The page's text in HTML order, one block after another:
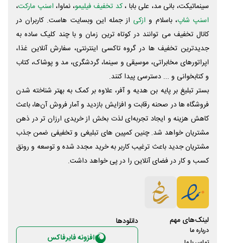
سینماتیکت، بانی مد، علی‌ بابا ،کد تخفیف فیلیمو، نماوا، اسنپ مارکت،
اسنپ شاپ، باسلام و ازکی از جمله این وبسایت ‌هاست. کاربران در
کانال تخفیف می توانند در کوتاه ترین زمان و با چند کلیک ساده به
جدیدترین تخفیف ها در گروه تاکسی اینترنتی، سفارش آنلاین غذا،
اپراتورهای مخابراتی، موسیقی و سینما، گردشگری، مد و پوشاک، کتاب
و کتابخوانی و ... دسترسی پیدا کنند.
بستر تبلیغ بر پایه بن هدیه و آفر، علاوه بر کمک به بهتر شناخته شدن
فروشگاه ها در صحنه رقابت و افزایش بازدید و آمار فروش آن‌ها، باعث
کاهش هزینه و ایجاد تجربه‌ای لذت بخش از خریدی ارزان تر در ذهن
مشتریان خواهد شد. چنین کمپین های تبلیغی و تخفیفی ضمن جذب
مشتریان جدید باعث ترغیب کاربر به خرید مجدد شده و توسعه و رونق
کسب و کار در فضای آنلاین را در پی خواهد داشت.
لینک‌های مهم
درباره ما
دانلود‌ها
افزونه فایرفاکس